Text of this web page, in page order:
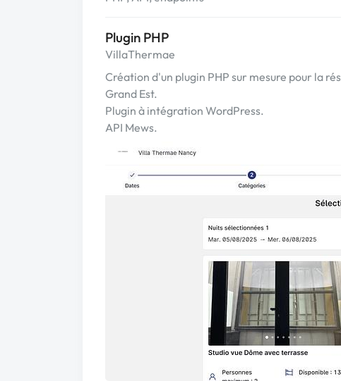
Plugin PHP
VillaThermae
Création d'un plugin PHP sur mesure pour la
Grand Est.
Plugin à intégration WordPress.
API Mews.